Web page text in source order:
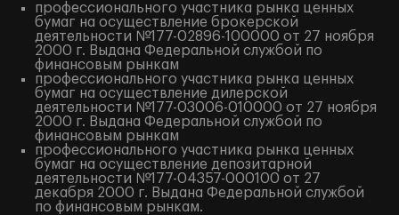
профессионального участника рынка ценных
бумаг на осуществление брокерской
деятельности №177-02896-100000 от 27 ноября
2000 г. Выдана Федеральной службой по
финансовым рынкам
профессионального участника рынка ценных
бумаг на осуществление дилерской
деятельности №177-03006-010000 от 27 ноября
2000 г. Выдана Федеральной службой по
финансовым рынкам
профессионального участника рынка ценных
бумаг на осуществление депозитарной
деятельности №177-04357-000100 от 27
декабря 2000 г. Выдана Федеральной службой
по финансовым рынкам.